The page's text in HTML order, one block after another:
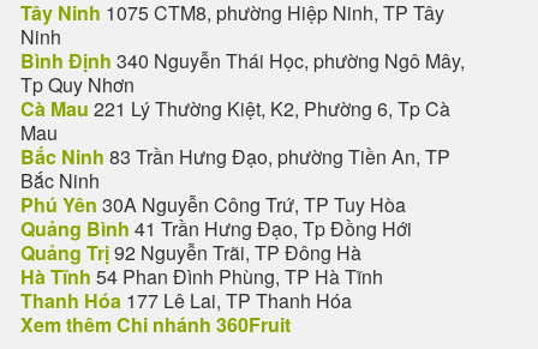
Tây Ninh 1075 CTM8, phường Hiệp Ninh, TP Tây
Ninh
Bình Định 340 Nguyễn Thái Học, phường Ngô Mây,
Tp Quy Nhơn
Cà Mau 221 Lý Thường Kiệt, K2, Phường 6, Tp Cà
Mau
Bắc Ninh 83 Trần Hưng Đạo, phường Tiền An, TP
Bắc Ninh
Phú Yên 30A Nguyễn Công Trứ, TP Tuy Hòa
Quảng Bình 41 Trần Hưng Đạo, Tp Đồng Hới
Quảng Trị92 Nguyễn Trãi, TP Đông Hà
Hà Tĩnh 54 Phan Đình Phùng, TP Hà Tĩnh
Thanh Hóa 177 Lê Lai, TP Thanh Hóa
Xem thêm Chi nhánh 360Fruit